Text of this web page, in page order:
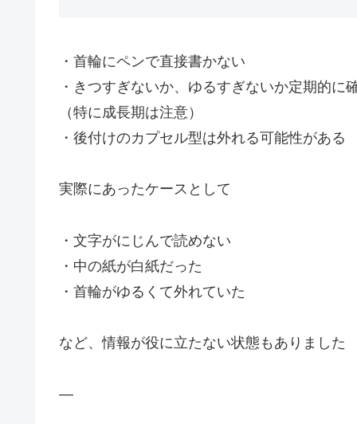
・首輪にペンで直接書かない
・きつすぎないか、ゆるすぎないか定期的に
（特に成長期は注意）
・後付けのカプセル型は外れる可能性がある
実際にあったケースとして
・文字がにじんで読めない
・中の紙が白紙だった
・首輪がゆるくて外れていた
など、情報が役に立たない状態もありました
—